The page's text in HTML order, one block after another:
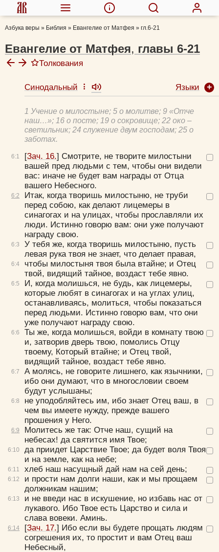
Азбука веры » Библия » Евангелие от Матфея » гл.6-21
Евангелие от Матфея, главы 6-21
Толкования
Афанасий Великий, свт.
Толковая Библия А.П. Лопухина
Евфимий Зигабен
Иероним Стридонский, блж.
Филарет (Амфитеатров), свт.
Никифор (Феотокис), архиеп.
Кассиан (Безобразов), еп.
Исидор Пелусиот, прп.
Михаил (Лузин), еп.
Иоанн Кронштадтский, прав.
Иоанн Бухарев, прот.
Олег Стеняев, протоиерей
Мефодий (Кульман), епископ
Троицкие листки (XIX в.)
6:1
6:2
6:3
6:4
6:5
6:6
6:7
6:8
6:9
6:10
6:11
6:12
6:13
6:14
Синодальный Языки
1 Учение о милостыне; 5 о молитве; 9 «Отче
наш…»; 16 о посте; 19 о сокровище; 22 око –
светильник; 24 служение двум господам; 25 о
заботах.
[Зач. 16.] Смотрите, не творите милостыни
вашей пред людьми с тем, чтобы они видели
вас: иначе не будет вам награды от Отца
вашего Небесного.
Итак, когда творишь милостыню, не труби
перед собою, как делают лицемеры в
синагогах и на улицах, чтобы прославляли их
люди. Истинно говорю вам: они уже получают
награду свою.
У тебя же, когда творишь милостыню, пусть
левая рука твоя не знает, что делает правая,
чтобы милостыня твоя была втайне; и Отец
твой, видящий тайное, воздаст тебе явно.
И, когда молишься, не будь, как лицемеры,
которые любят в синагогах и на углах улиц,
останавливаясь, молиться, чтобы показаться
перед людьми. Истинно говорю вам, что они
уже получают награду свою.
Ты же, когда молишься, войди в комнату твою
и, затворив дверь твою, помолись Отцу
твоему, Который втайне; и Отец твой,
видящий тайное, воздаст тебе явно.
А молясь, не говорите лишнего, как язычники,
ибо они думают, что в многословии своем
будут услышаны;
не уподобляйтесь им, ибо знает Отец ваш, в
чем вы имеете нужду, прежде вашего
прошения у Него.
Молитесь же так: Отче наш, сущий на
небесах! да святится имя Твое;
да приидет Царствие Твое; да будет воля Твоя
и на земле, как на небе;
хлеб наш насущный дай нам на сей день;
и прости нам долги наши, как и мы прощаем
должникам нашим;
и не введи нас в искушение, но избавь нас от
лукавого. Ибо Твое есть Царство и сила и
слава вовеки. Аминь.
[Зач. 17.] Ибо если вы будете прощать людям
согрешения их, то простит и вам Отец ваш
Небесный,